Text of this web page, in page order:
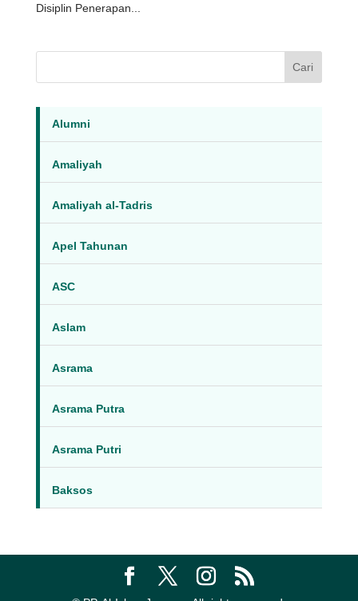
Disiplin Penerapan...
Cari
Alumni
Amaliyah
Amaliyah al-Tadris
Apel Tahunan
ASC
Aslam
Asrama
Asrama Putra
Asrama Putri
Baksos